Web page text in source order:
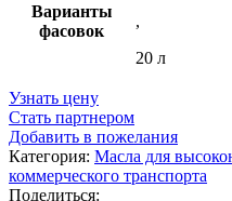
Варианты
фасовок
,
20 л
Узнать цену
Стать партнером
Добавить в пожелания
Категория: Масла для
коммерческого транспорта
Поделиться: